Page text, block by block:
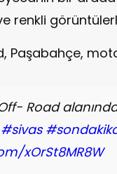
renkli
Paşabahçe,
Road
#sivas
xOrSt8MR8W